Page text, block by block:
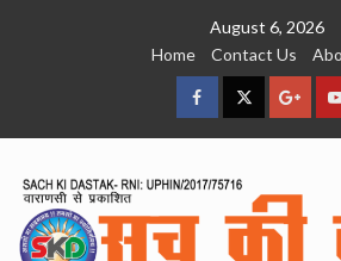
August 6, 2026
Home
Contact Us
facebookTwitter